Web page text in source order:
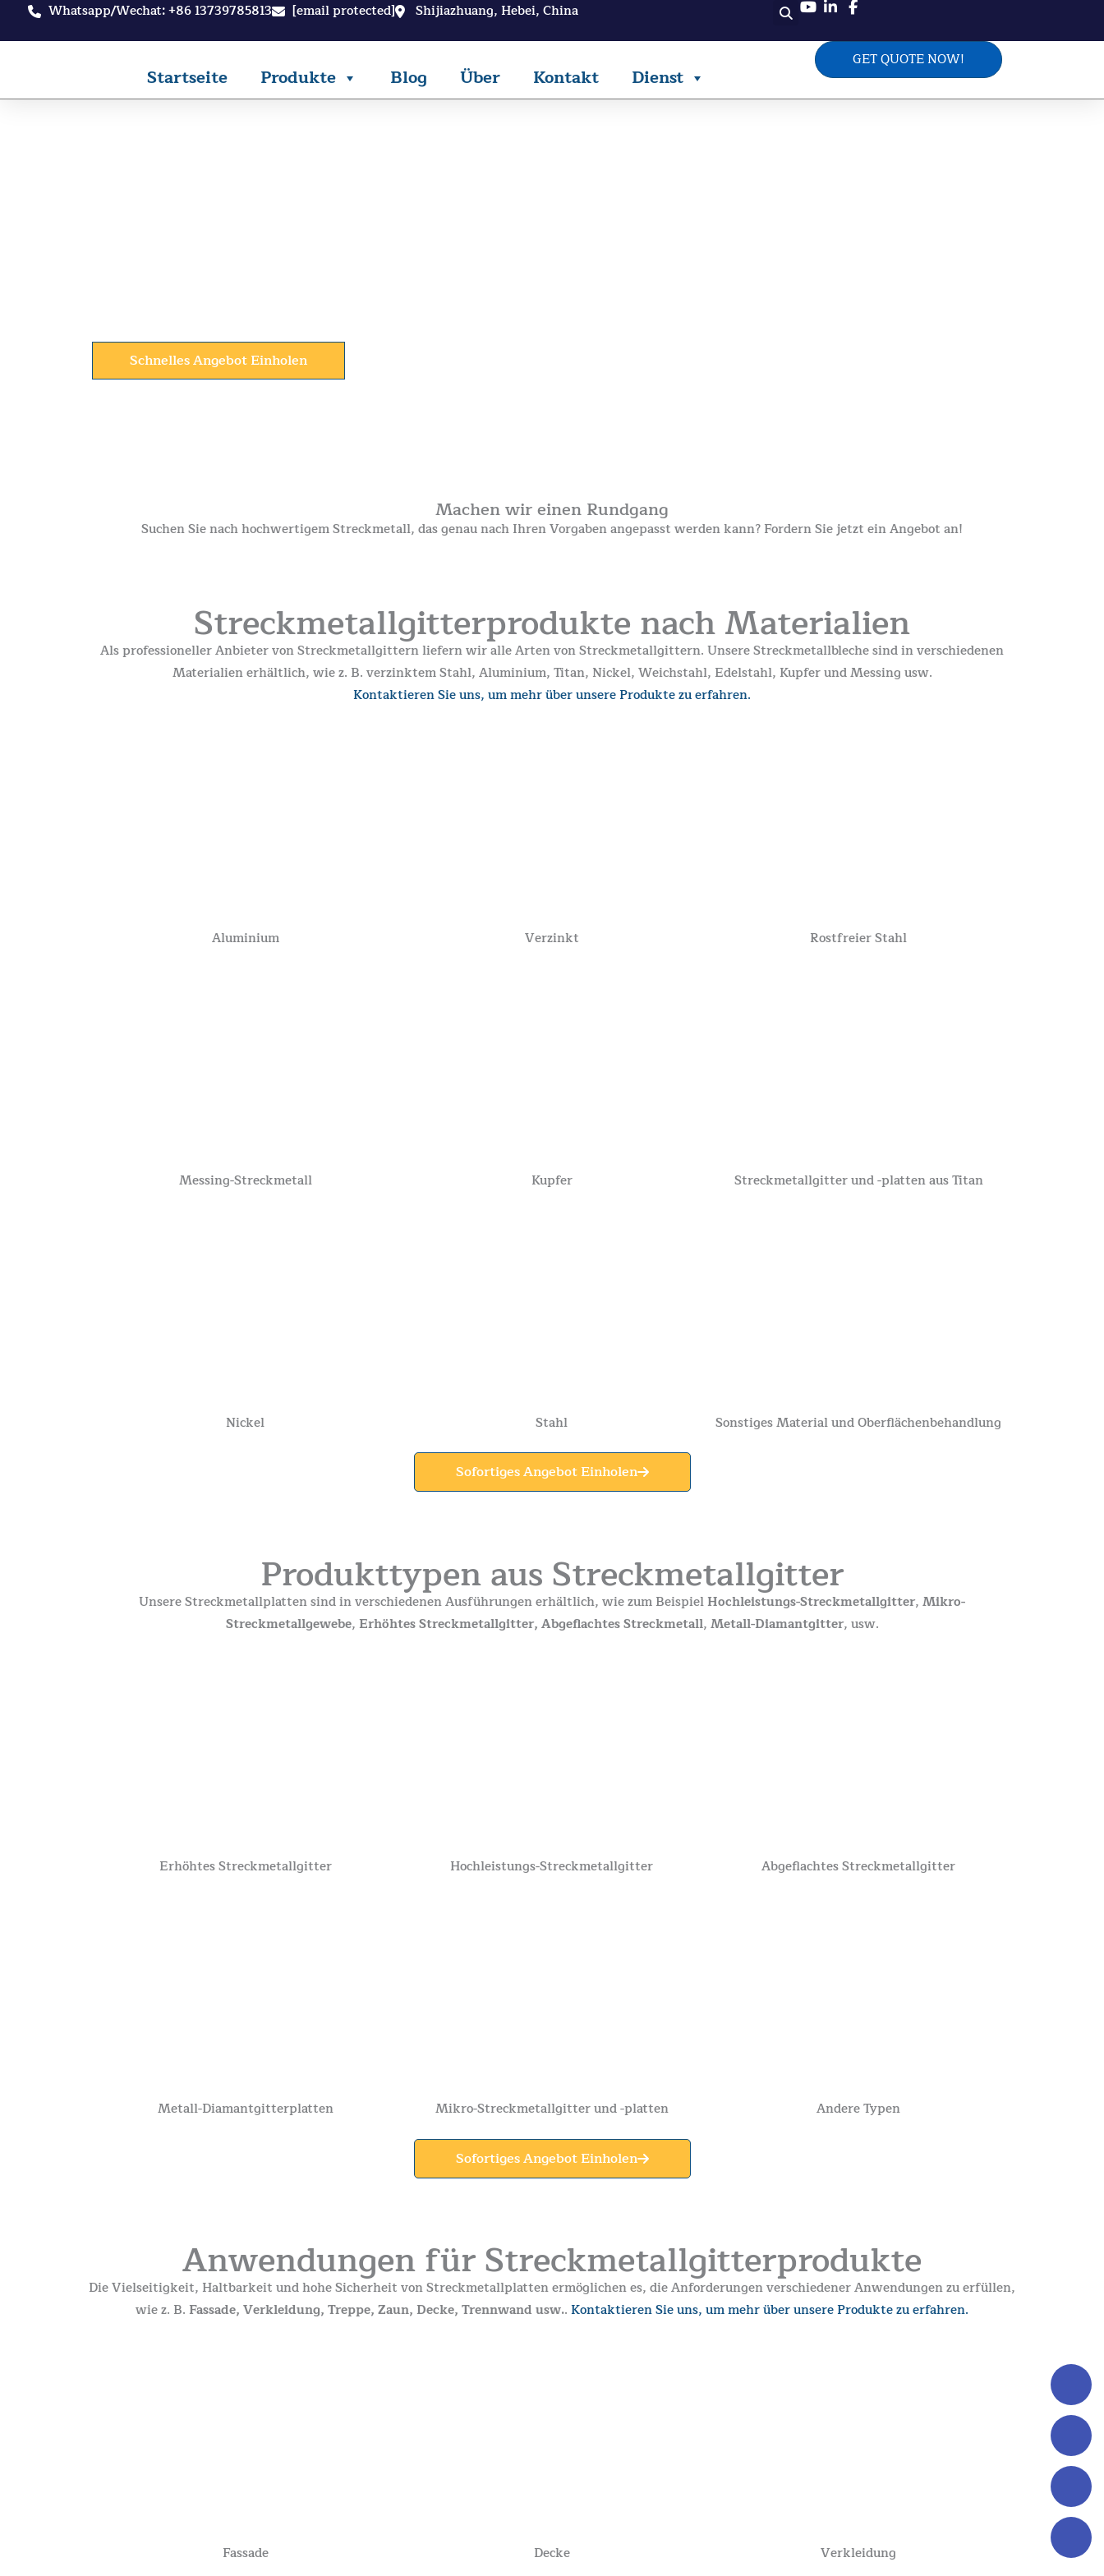
Whatsapp/Wechat: +86 13739785813 [email protected] Shijiazhuang, Hebei, China
Startseite Produkte Blog Über Kontakt Dienst
GET QUOTE NOW!
Schnelles Angebot Einholen
Machen wir einen Rundgang
Suchen Sie nach hochwertigem Streckmetall, das genau nach Ihren Vorgaben angepasst werden kann? Fordern Sie jetzt ein Angebot an!
Streckmetallgitterprodukte nach Materialien
Als professioneller Anbieter von Streckmetallgittern liefern wir alle Arten von Streckmetallgittern. Unsere Streckmetallbleche sind in verschiedenen
Materialien erhältlich, wie z. B. verzinktem Stahl, Aluminium, Titan, Nickel, Weichstahl, Edelstahl, Kupfer und Messing usw.
Kontaktieren Sie uns, um mehr über unsere Produkte zu erfahren.
Aluminium Verzinkt Rostfreier Stahl
Messing-Streckmetall Kupfer Streckmetallgitter und -platten aus Titan
Nickel Stahl Sonstiges Material und Oberflächenbehandlung
Sofortiges Angebot Einholen
Produkttypen aus Streckmetallgitter
Unsere Streckmetallplatten sind in verschiedenen Ausführungen erhältlich, wie zum BeispielHochleistungs-Streckmetallgitter, Mikro-
Streckmetallgewebe, Erhöhtes Streckmetallgitter, Abgeflachtes Streckmetall, Metall-Diamantgitter, usw.
Erhöhtes Streckmetallgitter Hochleistungs-Streckmetallgitter Abgeflachtes Streckmetallgitter
Metall-Diamantgitterplatten Mikro-Streckmetallgitter und -platten Andere Typen
Sofortiges Angebot Einholen
Anwendungen für Streckmetallgitterprodukte
Die Vielseitigkeit, Haltbarkeit und hohe Sicherheit von Streckmetallplatten ermöglichen es, die Anforderungen verschiedener Anwendungen zu erfüllen,
wie z. B. Fassade, Verkleidung, Treppe, Zaun, Decke, Trennwand usw.. Kontaktieren Sie uns, um mehr über unsere Produkte zu erfahren.
Fassade Decke Verkleidung